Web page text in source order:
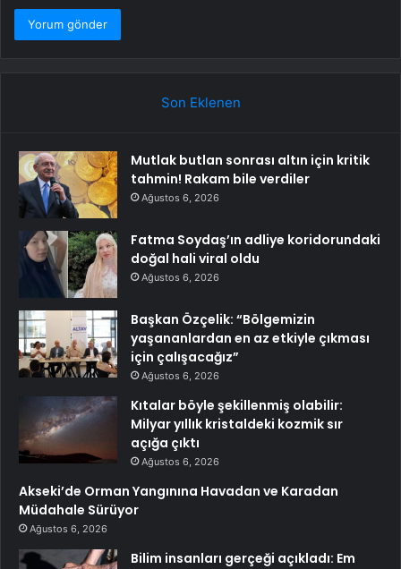
Son Eklenen
Mutlak butlan sonrası altın için kritik
tahmin! Rakam bile verdiler
Ağustos 6, 2026
Fatma Soydaş’ın adliye koridorundaki
doğal hali viral oldu
Ağustos 6, 2026
Başkan Özçelik: “Bölgemizin
yaşananlardan en az etkiyle çıkması
için çalışacağız”
Ağustos 6, 2026
Kıtalar böyle şekillenmiş olabilir:
Milyar yıllık kristaldeki kozmik sır
açığa çıktı
Ağustos 6, 2026
Akseki’de Orman Yangınına Havadan ve Karadan
Müdahale Sürüyor
Ağustos 6, 2026
Bilim insanları gerçeği açıkladı: Em